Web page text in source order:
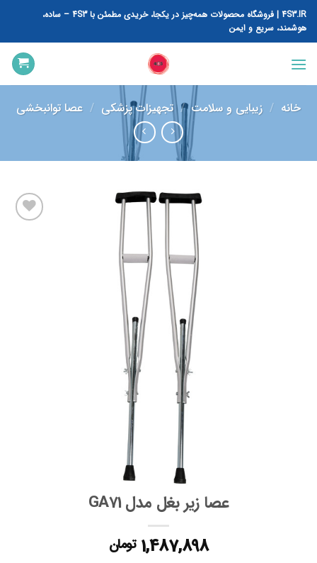
پرش
محتوا
4S3.IR | فروشگاه محصولات همه‌چیز در یکجا، خریدی مطمئن با 4S3 – ساده،
هوشمند، سریع و ایمن
خانه / زیبایی و سلامت / تجهیزات پزشکی / عصا توانبخشی
عصا زیر بغل مدل GA71
1,487,898 تومان